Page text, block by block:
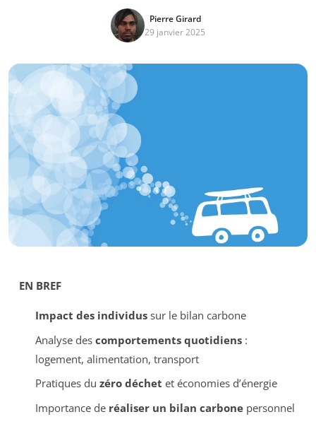
Pierre Girard
29 janvier 2025
EN BREF
Impact des individussur le bilan carbone
Analyse des comportements quotidiens:
logement, alimentation, transport
Pratiques du zéro déchet et économies d’énergie
Importance de réaliser un bilan carbonepersonnel